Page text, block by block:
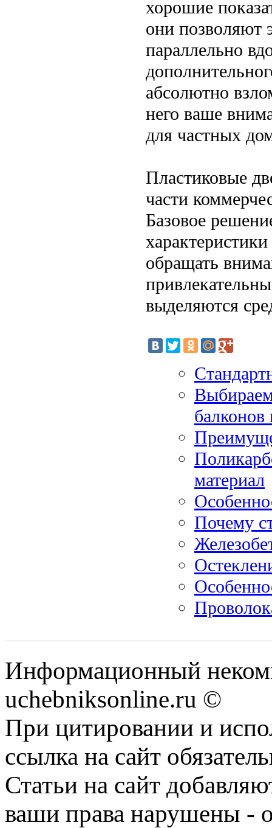
хорошие
они позволяют
параллельно
абсолютно
него ваше
для частных
Пластиковые
части
Базовое
обращать
выделяются
материал
Почему
Информационный
uchebniksonline.ru ©
При цитировании и
ссылка на сайт
Статьи на сайт
ваши права нарушены -